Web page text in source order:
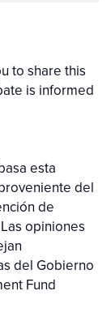
to share this
is informed
esta
del
de
opiniones
del Gobierno
Fund